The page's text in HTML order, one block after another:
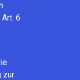
6
zur